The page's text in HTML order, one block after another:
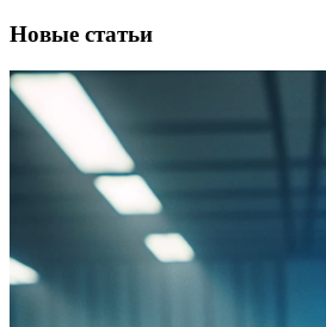
Новые статьи